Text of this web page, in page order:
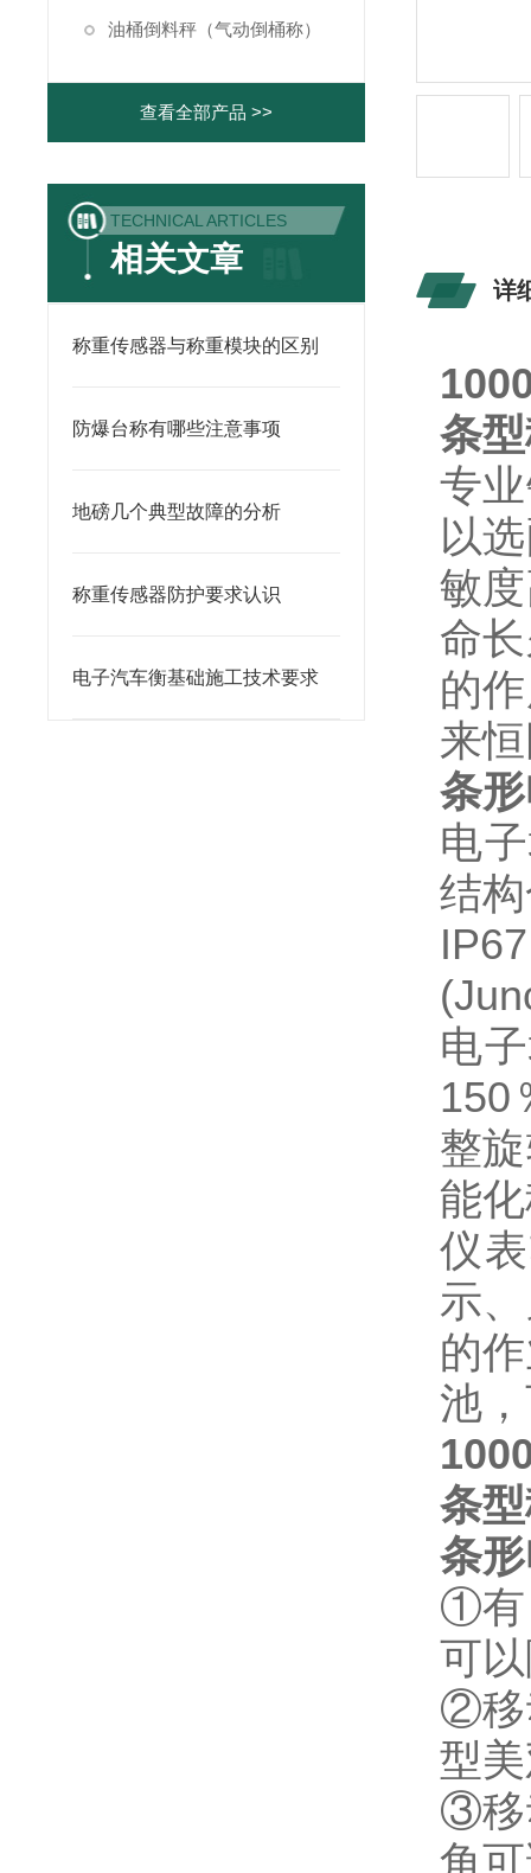
油桶倒料秤（气动倒桶称）
查看全部产品 >>
TECHNICAL ARTICLES
相关文章
称重传感器与称重模块的区别
防爆台称有哪些注意事项
地磅几个典型故障的分析
称重传感器防护要求认识
电子汽车衡基础施工技术要求
详
条
专
以
敏
命
的
来
条
电
结
电
150
整
能
仪
示
的
池
条
条
①有
可
②移
型
③移
角